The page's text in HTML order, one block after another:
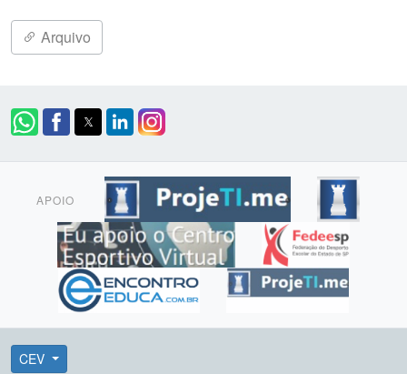
Arquivo
APOIO
CEV